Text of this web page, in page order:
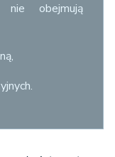
obejmują